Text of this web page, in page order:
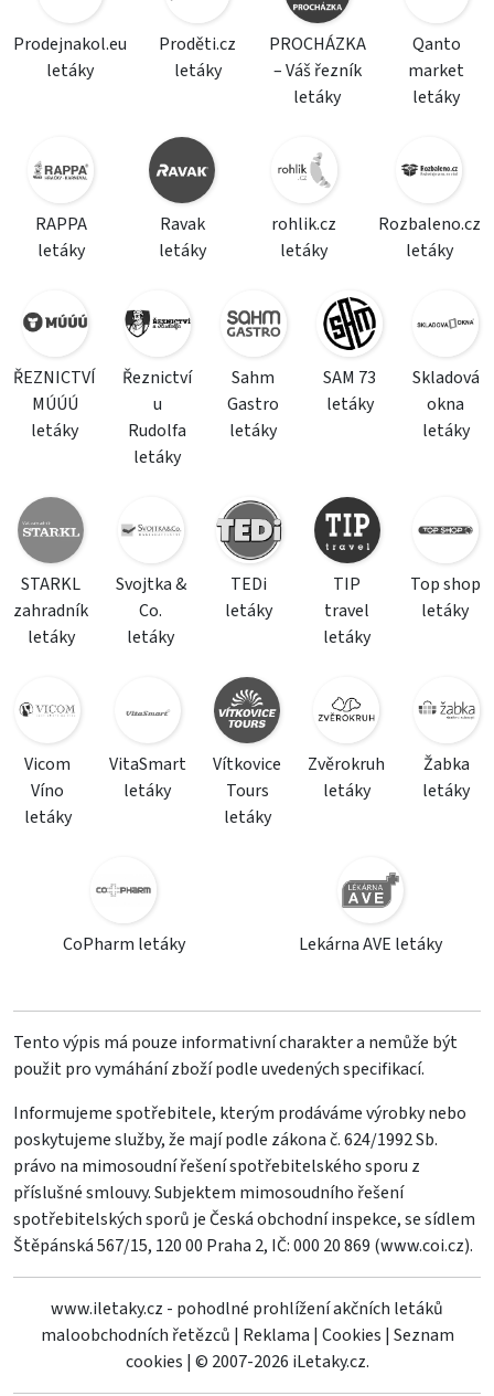
Prodejnakol.eu
letáky
Proděti.cz
letáky
PROCHÁZKA
– Váš řezník
letáky
Qanto
market
letáky
RAPPA
letáky
Ravak
letáky
rohlik.cz
letáky
Rozbaleno.cz
letáky
ŘEZNICTVÍ
MÚÚÚ
letáky
Řeznictví
u
Rudolfa
letáky
Sahm
Gastro
letáky
SAM 73
letáky
Skladová
okna
letáky
STARKL
zahradník
letáky
Svojtka &
Co.
letáky
TEDi
letáky
TIP
travel
letáky
Top shop
letáky
Vicom
Víno
letáky
VitaSmart
letáky
Vítkovice
Tours
letáky
Zvěrokruh
letáky
Žabka
letáky
CoPharm letáky Lekárna AVE letáky
Tento výpis má pouze informativní charakter a nemůže být
použit pro vymáhání zboží podle uvedených specifikací.
Informujeme spotřebitele, kterým prodáváme výrobky nebo
poskytujeme služby, že mají podle zákona č. 624/1992 Sb.
právo na mimosoudní řešení spotřebitelského sporu z
příslušné smlouvy. Subjektem mimosoudního řešení
spotřebitelských sporů je Česká obchodní inspekce, se sídlem
Štěpánská 567/15, 120 00 Praha 2, IČ: 000 20 869 (www.coi.cz).
www.iletaky.cz - pohodlné prohlížení akčních letáků
maloobchodních řetězců | Reklama | Cookies | Seznam
cookies | © 2007-2026 iLetaky.cz.